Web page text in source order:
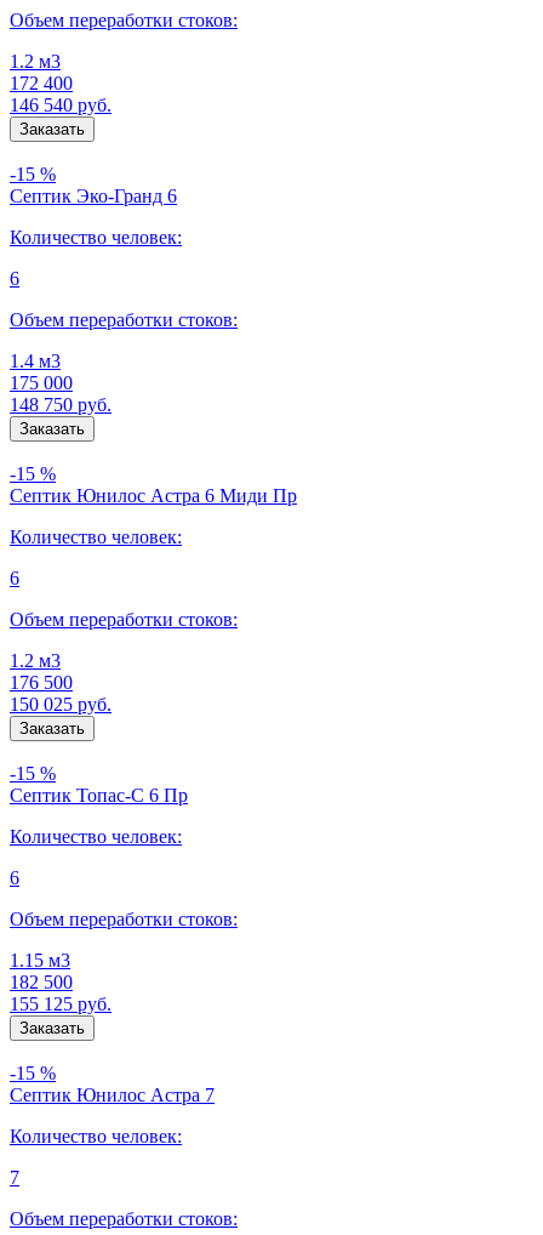
Объем переработки стоков:
1.2 м3
172 400
146 540 руб.
-15 %
Септик Эко-Гранд 6
Количество человек:
6
Объем переработки стоков:
1.4 м3
175 000
148 750 руб.
-15 %
Септик Юнилос Астра 6 Миди Пр
Количество человек:
6
Объем переработки стоков:
1.2 м3
176 500
150 025 руб.
-15 %
Септик Топас-С 6 Пр
Количество человек:
6
Объем переработки стоков:
1.15 м3
182 500
155 125 руб.
-15 %
Септик Юнилос Астра 7
Количество человек:
7
Объем переработки стоков: